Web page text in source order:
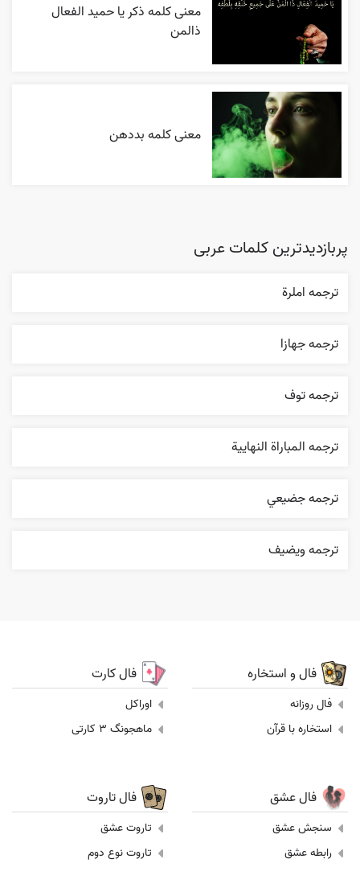
معنی کلمه ذکر یا حمید الفعال
ذالمن
معنی کلمه بددهن
پربازدیدترین کلمات عربی
ترجمه املرة
ترجمه جهازا
ترجمه توف
ترجمه المباراة النهایية
ترجمه جضيعي
ترجمه ويضيف
فال و استخاره
فال روزانه
استخاره با قرآن
فال کارت
اوراکل
ماهجونگ 3 کارتی
فال عشق
سنجش عشق
رابطه عشق
فال تاروت
تاروت عشق
تاروت نوع دوم